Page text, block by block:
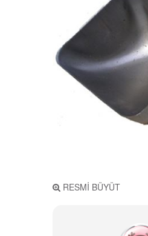
RESMİ BÜYÜT